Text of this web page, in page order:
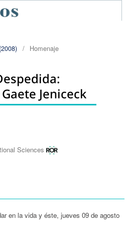
/ Homenaje
Jeniceck
Sciences
en la vida y éste, jueves 09 de agosto